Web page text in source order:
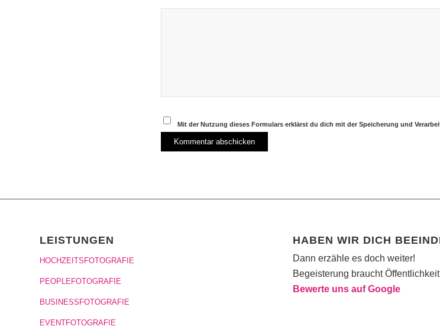
Mit der Nutzung dieses Formulars erklärst du dich mit der Speicherung und
LEISTUNGEN
HOCHZEITSFOTOGRAFIE
PEOPLEFOTOGRAFIE
BUSINESSFOTOGRAFIE
EVENTFOTOGRAFIE
HABEN WIR DICH
Dann erzähle es doch weiter!
Begeisterung braucht Öffentlichkeit
Bewerte uns auf Google